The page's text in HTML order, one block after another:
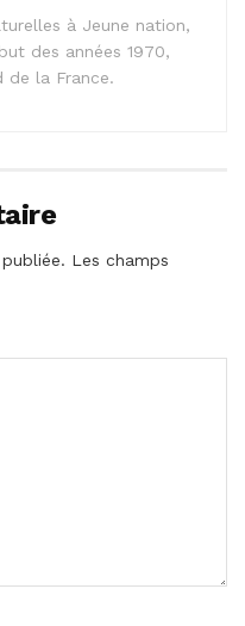
à Jeune nation,
des années 1970,
de la France.
Les champs